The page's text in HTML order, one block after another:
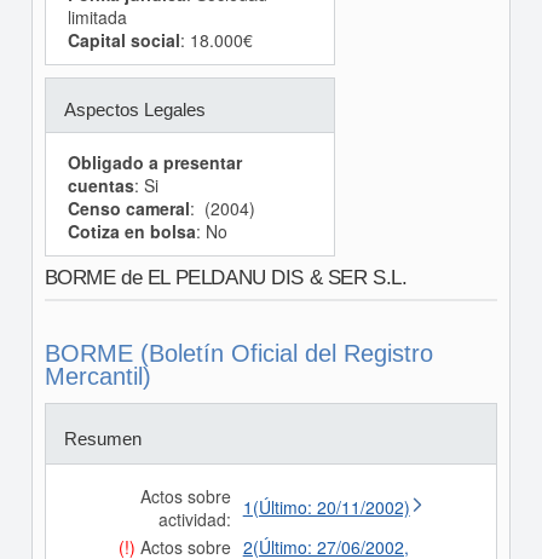
limitada
Capital social: 18.000€
Aspectos Legales
Obligado a presentar
cuentas: Si
Censo cameral: (2004)
Cotiza en bolsa: No
BORME de EL PELDANU DIS & SER S.L.
BORME (Boletín Oficial del Registro
Mercantil)
Resumen
Actos sobre
actividad: 1(Último: 20/11/2002)
(!) Actos sobre 2(Último: 27/06/2002,